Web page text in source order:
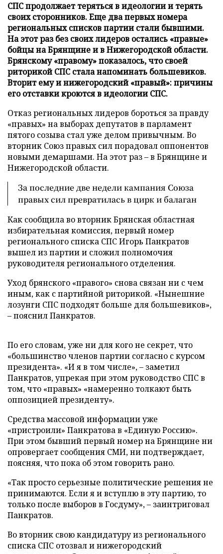
СПС продолжает теряться в идеологии и терять
своих сторонников. Еще два первых номера
региональных списков партии стали бывшими.
На этот раз без своих лидеров остались «правые»
бойцы на Брянщине и в Нижегородской области.
Брянскому «правому» показалось, что своей
риторикой СПС стала напоминать большевиков.
Вторит ему и нижегородский «правый»: причины
его отставки кроются в идеологии СПС.
Отказ региональных лидеров бороться за правду
«правых» на выборах депутатов в парламент
пятого созыва стал уже делом привычным. Во
вторник Союз правых сил порадовал оппонентов
новыми демаршами. На этот раз – в Брянщине и
Нижегородской области.
За последние две недели кампания Союза
правых сил превратилась в цирк и балаган
Как сообщила во вторник Брянская областная
избирательная комиссия, первый номер
регионального списка СПС Игорь Панкратов
вышел из партии и сложил полномочия
руководителя регионального отделения.
Уход брянского «правого» снова связан ни с чем
иным, как с партийной риторикой. «Нынешние
лозунги СПС подходят больше для большевиков»,
– пояснил Панкратов.
По его словам, уже ни для кого не секрет, что
«большинство членов партии согласно с курсом
президента». «И я в том числе», – заметил
Панкратов, упрекая при этом руководство СПС в
том, что «правых» «намеренно толкают быть
оппозицией президенту».
Средства массовой информации уже
«пристроили» Панкратова в «Единую Россию».
При этом бывший первый номер на Брянщине ни
опровергает сообщения СМИ, ни подтверждает,
поясняя, что пока об этом говорить рано.
«Так просто серьезные политические решения не
принимаются. Если я и вступлю в эту партию, то
только после выборов в Госдуму», – заинтриговал
Панкратов.
Во вторник свою кандидатуру из регионального
списка СПС отозвал и нижегородский